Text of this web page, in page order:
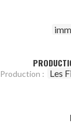
Production :
Les